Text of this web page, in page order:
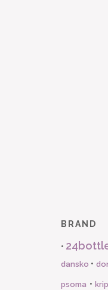
BRAND
•
dansko •
psoma •